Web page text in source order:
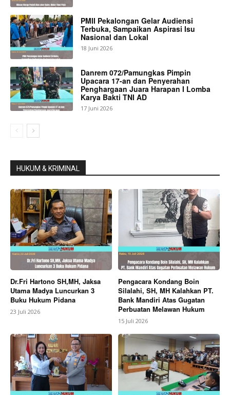
PMII Pekalongan Gelar Audiensi
Terbuka, Sampaikan Aspirasi Isu
Nasional dan Lokal
18 Juni 2026
Danrem 072/Pamungkas Pimpin
Upacara 17-an dan Penyerahan
Penghargaan Juara Harapan I Lomba
Karya Bakti TNI AD
17 Juni 2026
HUKUM & KRIMINAL
Dr.Fri Hartono SH,MH, Jaksa
Utama Madya Luncurkan 3
Buku Hukum Pidana
23 Juli 2026
Pengacara Kondang Boin
Silalahi, SH, MH Kalahkan PT.
Bank Mandiri Atas Gugatan
Perbuatan Melawan Hukum
15 Juli 2026